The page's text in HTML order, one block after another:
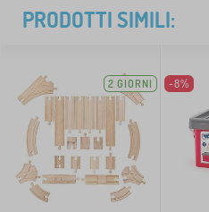
PRODOTTI SIMILI:
2 GIORNI -8%